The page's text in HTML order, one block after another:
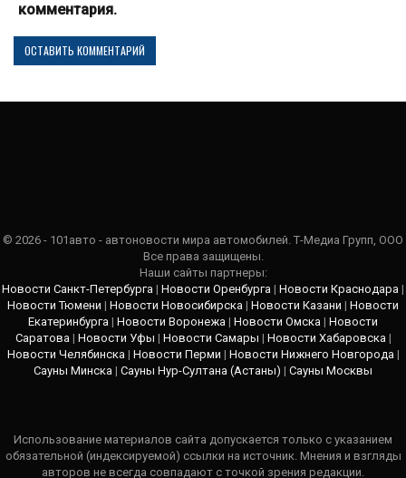
комментария.
© 2026 - 101авто - автоновости мира автомобилей. Т-Медиа Групп, ООО
Все права защищены.
Наши сайты партнеры:
Новости Санкт-Петербурга | Новости Оренбурга | Новости Краснодара |
Новости Тюмени | Новости Новосибирска | Новости Казани | Новости
Екатеринбурга | Новости Воронежа | Новости Омска | Новости
Саратова| Новости Уфы | Новости Самары | Новости Хабаровска|
Новости Челябинска| Новости Перми | Новости Нижнего Новгорода|
Сауны Минска | Сауны Нур-Султана (Астаны) | Сауны Москвы
Использование материалов сайта допускается только с указанием
обязательной (индексируемой) ссылки на источник. Мнения и взгляды
авторов не всегда совпадают с точкой зрения редакции.